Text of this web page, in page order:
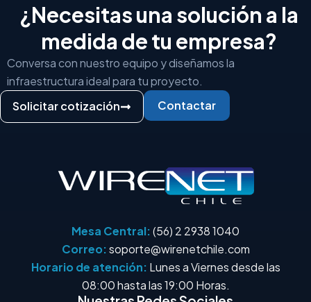
¿Necesitas una solución a la
medida de tu empresa?
Conversa con nuestro equipo y diseñamos la
infraestructura ideal para tu proyecto.
Solicitar cotización
Contactar
Mesa Central:(56) 2 2938 1040
Correo:soporte@wirenetchile.com
Horario de atención: Lunes a Viernes desde las
08:00 hasta las 19:00 Horas.